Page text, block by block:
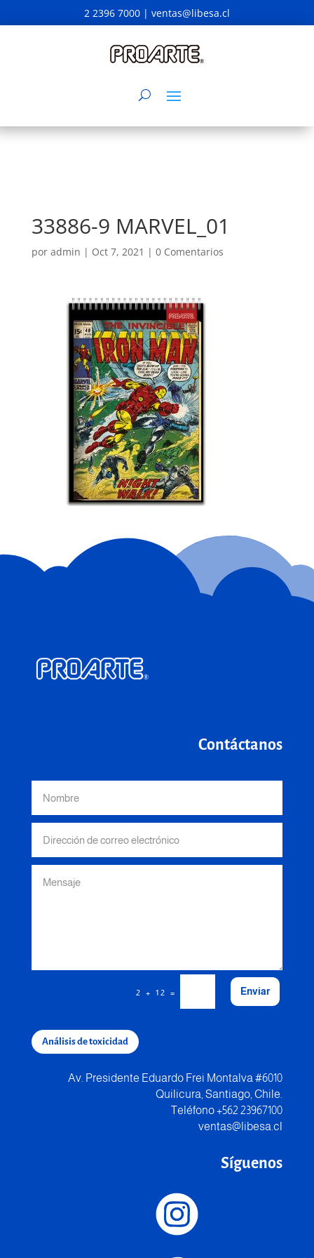
2 2396 7000 | ventas@libesa.cl
33886-9 MARVEL_01
por admin | Oct 7, 2021 | 0 Comentarios
Contáctanos
2 + 12 = Enviar
Análisis de toxicidad
Av. Presidente Eduardo Frei Montalva #6010
Quilicura, Santiago, Chile.
Teléfono +562 23967100
ventas@libesa.cl
Síguenos